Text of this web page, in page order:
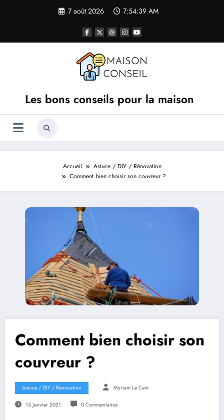
7 août 2026 7:54:40 AM
Les bons conseils pour la maison
Accueil
Astuce / DIY / Rénovation
Comment bien choisir son couvreur ?
Comment bien choisir son
couvreur ?
Astuce / DIY / Rénovation Myriam Le Cam
15 Janvier 2021 0 Commentaires